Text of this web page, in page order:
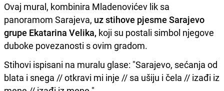
Ovaj mural, kombinira Mladenovićev lik sa
panoramom Sarajeva, uz stihove pjesme Sarajevo
grupe Ekatarina Velika, koji su postali simbol njegove
duboke povezanosti s ovim gradom.
Stihovi ispisani na muralu glase: "Sarajevo, sećanja od
blata i snega // otkravi mi inje // sa ušiju i čela // izađi iz